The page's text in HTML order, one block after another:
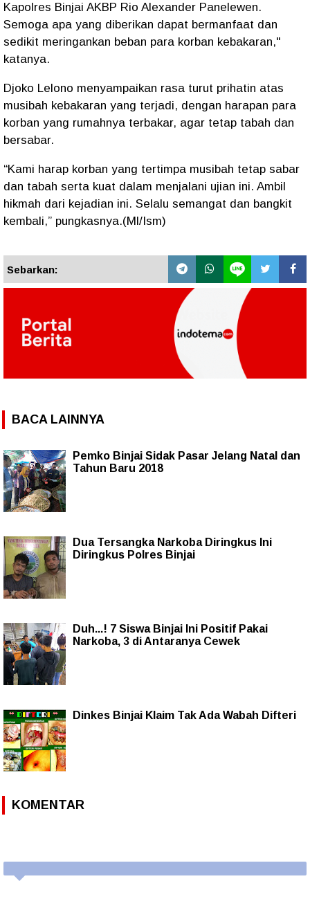
Kapolres Binjai AKBP Rio Alexander Panelewen.
Semoga apa yang diberikan dapat bermanfaat dan
sedikit meringankan beban para korban kebakaran,"
katanya.
Djoko Lelono menyampaikan rasa turut prihatin atas
musibah kebakaran yang terjadi, dengan harapan para
korban yang rumahnya terbakar, agar tetap tabah dan
bersabar.
“Kami harap korban yang tertimpa musibah tetap sabar
dan tabah serta kuat dalam menjalani ujian ini. Ambil
hikmah dari kejadian ini. Selalu semangat dan bangkit
kembali,” pungkasnya.(Ml/Ism)
Sebarkan:
BACA LAINNYA
Pemko Binjai Sidak Pasar Jelang Natal dan
Tahun Baru 2018
Dua Tersangka Narkoba Diringkus Ini
Diringkus Polres Binjai
Duh...! 7 Siswa Binjai Ini Positif Pakai
Narkoba, 3 di Antaranya Cewek
Dinkes Binjai Klaim Tak Ada Wabah Difteri
KOMENTAR